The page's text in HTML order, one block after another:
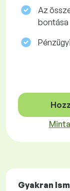
Az
bontása
Gyakran